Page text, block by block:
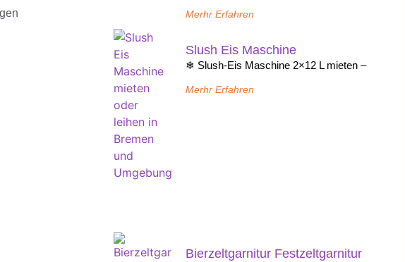
Merhr Erfahren
Slush Eis Maschine
❄ Slush-Eis Maschine 2×12 L mieten –
Merhr Erfahren
Bierzeltgarnitur Festzeltgarnitur